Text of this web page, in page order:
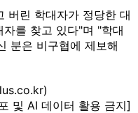
버린 학대자가 정당한 대
를 찾고 있다"며 "학대
분은 비구협에 제보해
및 AI 데이터 활용 금지]